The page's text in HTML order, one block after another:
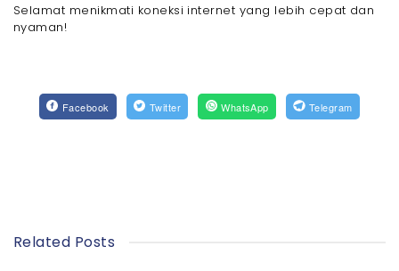
Selamat menikmati koneksi internet yang lebih cepat dan
nyaman!
Facebook Twitter WhatsApp Telegram
Related Posts